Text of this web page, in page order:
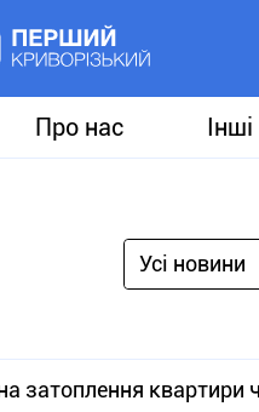
Про нас
Усі новини
затоплення квартири